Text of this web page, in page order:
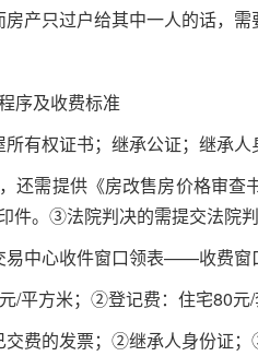
产只过户给其中一人的话，
序及收费标准
有权证书；继承公证；继承
需提供《房改售房价格审查
件。③法院判决的需提交法院
易中心收件窗口领表——收费
元/平方米；②登记费：住宅80元/
费的发票；②继承人身份证；